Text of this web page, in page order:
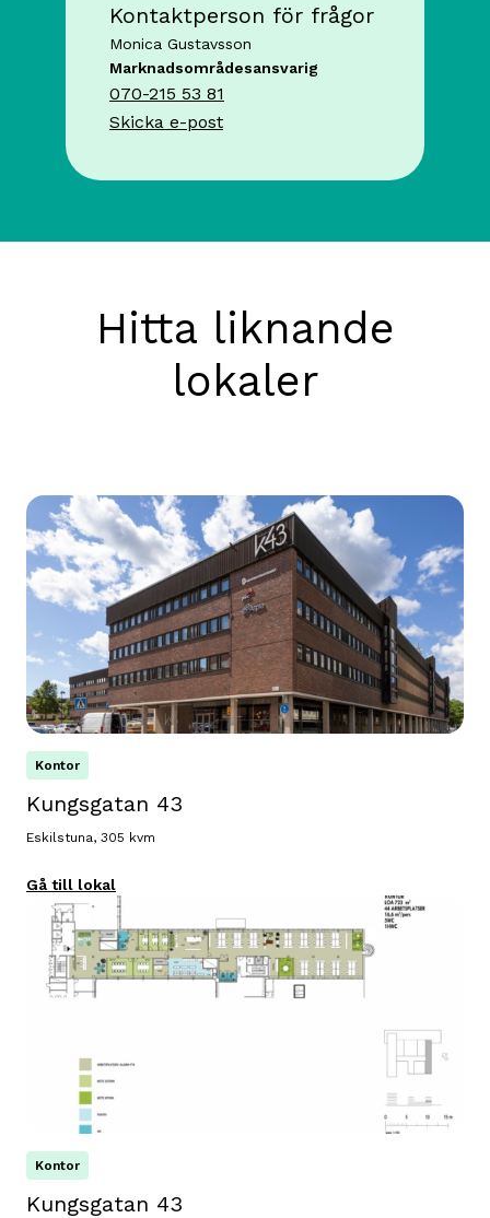
Kontaktperson för frågor
Monica Gustavsson
Marknadsområdesansvarig
070-215 53 81
Skicka e-post
Hitta liknande
lokaler
Kontor
Kungsgatan 43
Eskilstuna, 305 kvm
Gå till lokal
Kontor
Kungsgatan 43